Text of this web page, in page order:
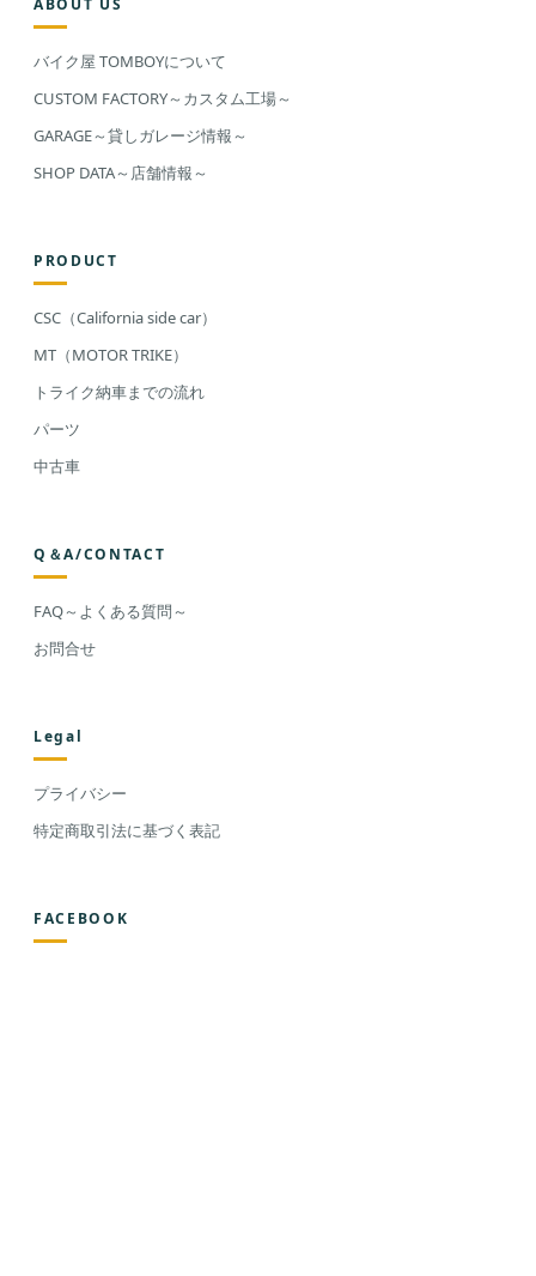
バイク屋 TOMBOYについて
CUSTOM FACTORY～カスタム工場～
GARAGE～貸しガレージ情報～
SHOP DATA～店舗情報～
PRODUCT
CSC（California side car）
MT（MOTOR TRIKE）
トライク納車までの流れ
パーツ
中古車
Q＆A/CONTACT
FAQ～よくある質問～
お問合せ
Legal
プライバシー
特定商取引法に基づく表記
FACEBOOK